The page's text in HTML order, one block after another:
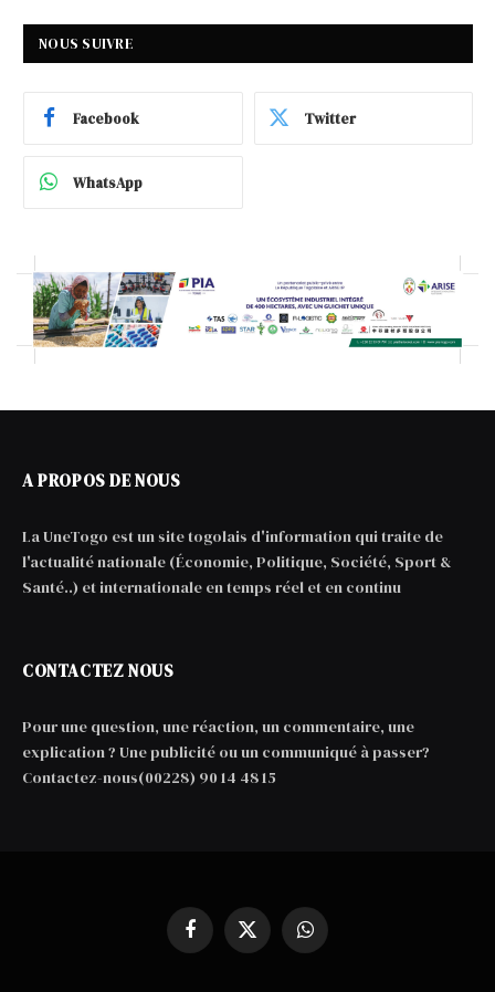
NOUS SUIVRE
Facebook Twitter
WhatsApp
A PROPOS DE NOUS
La UneTogo est un site togolais d'information qui traite de
l'actualité nationale (Économie, Politique, Société, Sport &
Santé..) et internationale en temps réel et en continu
CONTACTEZ NOUS
Pour une question, une réaction, un commentaire, une
explication ? Une publicité ou un communiqué à passer?
Contactez-nous(00228) 90 14 48 15
Facebook
X
(Twitter)
WhatsApp